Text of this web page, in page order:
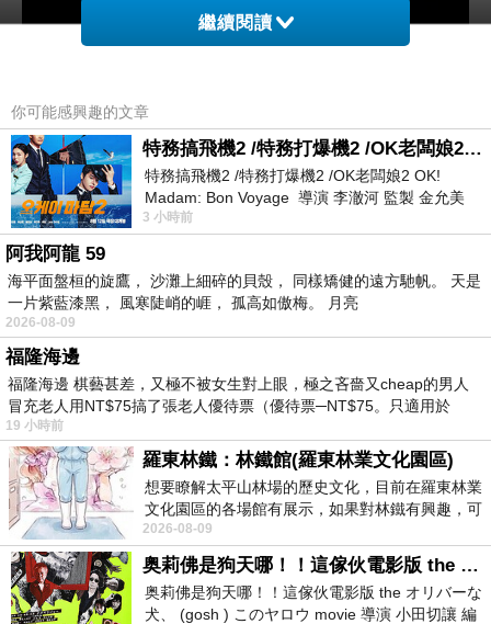
櫻花開了耶
白天來一定更美
繼續閱讀
你可能感興趣的文章
特務搞飛機2 /特務打爆機2 /OK老闆娘2 OK! Madam: Bon Voyage
特務搞飛機2 /特務打爆機2 /OK老闆娘2 OK!
Madam: Bon Voyage 導演 李澈河 監製 金允美
劇本 申鉉成 主演 嚴正化 朴誠雄
3 小時前
阿我阿龍 59
海平面盤桓的旋鷹， 沙灘上細碎的貝殼， 同樣矯健的遠方馳帆。 天是
一片紫藍漆黑， 風寒陡峭的崕， 孤高如傲梅。 月亮
2026-08-09
福隆海邊
福隆海邊 棋藝甚差，又極不被女生對上眼，極之吝嗇又cheap的男人
冒充老人用NT$75搞了張老人優待票（優待票─NT$75。只適用於
19 小時前
羅東林鐵：林鐵館(羅東林業文化園區)
想要瞭解太平山林場的歷史文化，目前在羅東林業
文化園區的各場館有展示，如果對林鐵有興趣，可
以到林鐵館。 這裡展示從山下
2026-08-09
奥莉佛是狗天哪！！這傢伙電影版 the オリバーな犬、 (gosh ) このヤロウ movie
奥莉佛是狗天哪！！這傢伙電影版 the オリバーな
犬、 (gosh ) このヤロウ movie 導演 小田切讓 編